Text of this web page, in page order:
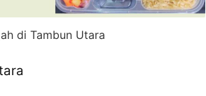
di Tambun Utara